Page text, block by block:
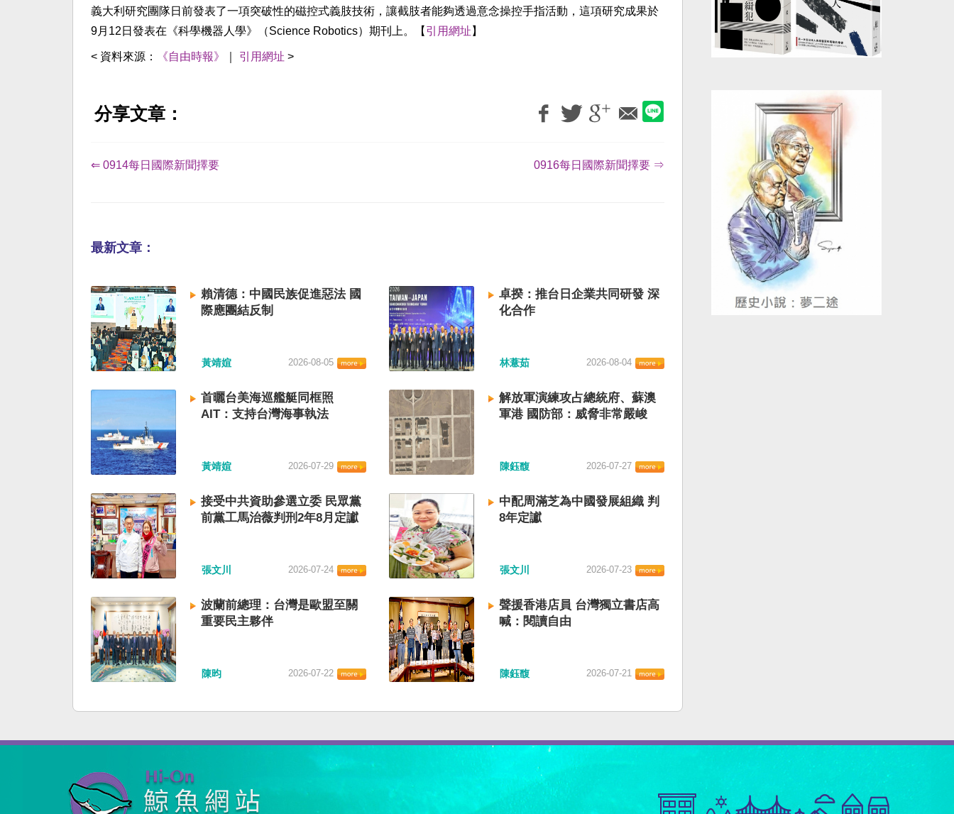
義大利研究團隊日前發表了一項突破性的磁控式義肢技術，讓截肢者能夠透過意念操控手指活動，這項研究成果於
9月12日發表在《科學機器人學》（Science Robotics）期刊上。【 引用網址 】
< 資料來源： 《自由時報》 引用網址 >
分享文章：
⇐ 0914每日國際新聞擇要 0916每日國際新聞擇要 ⇒
最新文章：
賴清德：中國民族促進惡法 國
際應團結反制
黃靖媗 2026-08-05
卓揆：推台日企業共同研發 深
化合作
林薏茹 2026-08-04
首曬台美海巡艦艇同框照
AIT：支持台灣海事執法
黃靖媗 2026-07-29
解放軍演練攻占總統府、蘇澳
軍港 國防部：威脅非常嚴峻
陳鈺馥 2026-07-27
接受中共資助參選立委 民眾黨
前黨工馬治薇判刑2年8月定讞
張文川 2026-07-24
中配周滿芝為中國發展組織 判
8年定讞
張文川 2026-07-23
波蘭前總理：台灣是歐盟至關
重要民主夥伴
陳昀 2026-07-22
聲援香港店員 台灣獨立書店高
喊：閱讀自由
陳鈺馥 2026-07-21